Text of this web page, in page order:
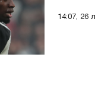
14:07, 26